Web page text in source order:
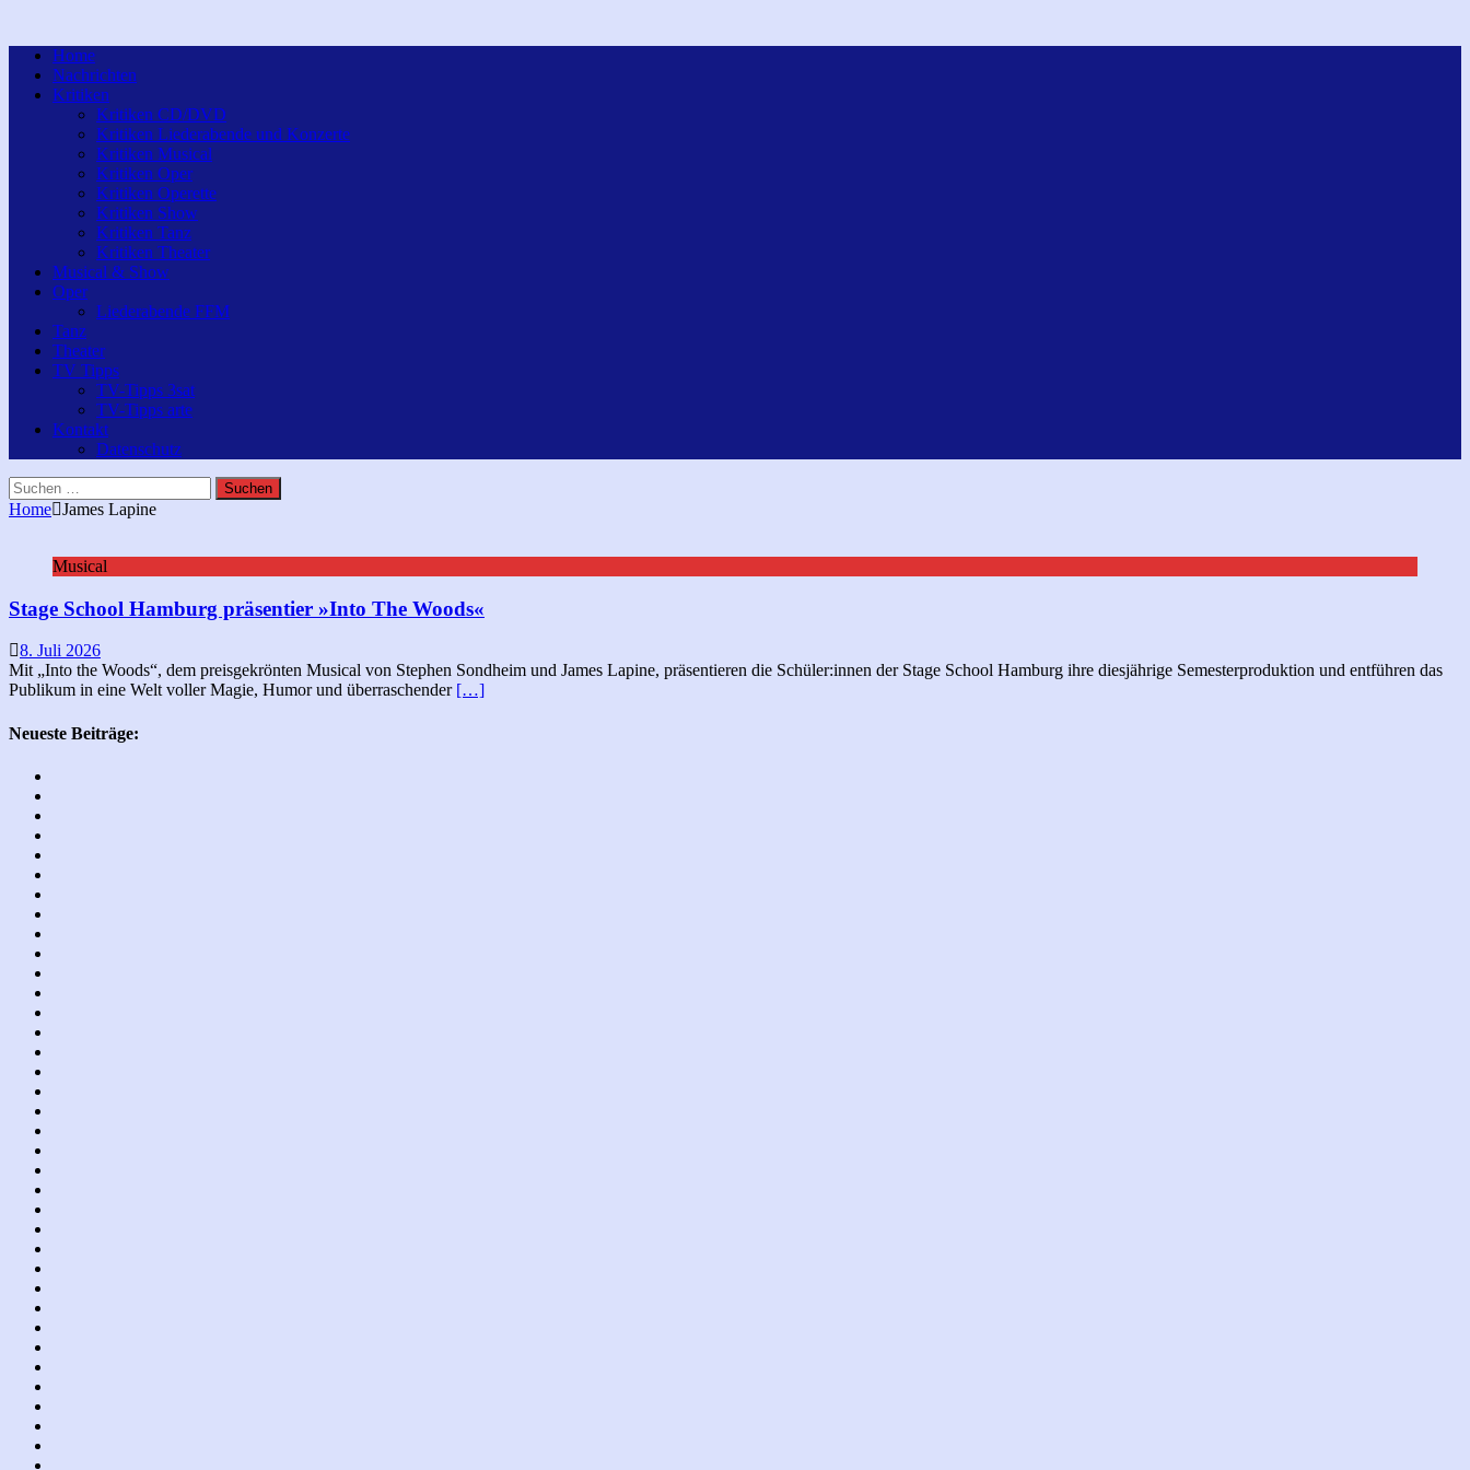
Home
Nachrichten
Kritiken
Kritiken CD/DVD
Kritiken Liederabende und Konzerte
Kritiken Musical
Kritiken Oper
Kritiken Operette
Kritiken Show
Kritiken Tanz
Kritiken Theater
Musical & Show
Oper
Liederabende FFM
Tanz
Theater
TV Tipps
TV-Tipps 3sat
TV-Tipps arte
Kontakt
Datenschutz
Suchen
nach:
Home James Lapine
Musical
Stage School Hamburg präsentier »Into The Woods«
8. Juli 2026
Mit „Into the Woods“, dem preisgekrönten Musical von Stephen Sondheim und James Lapine, präsentieren die Schüler:innen der Stage School Hamburg ihre diesjährige Semesterproduktion und entführen das
Publikum in eine Welt voller Magie, Humor und überraschender […]
Neueste Beiträge: